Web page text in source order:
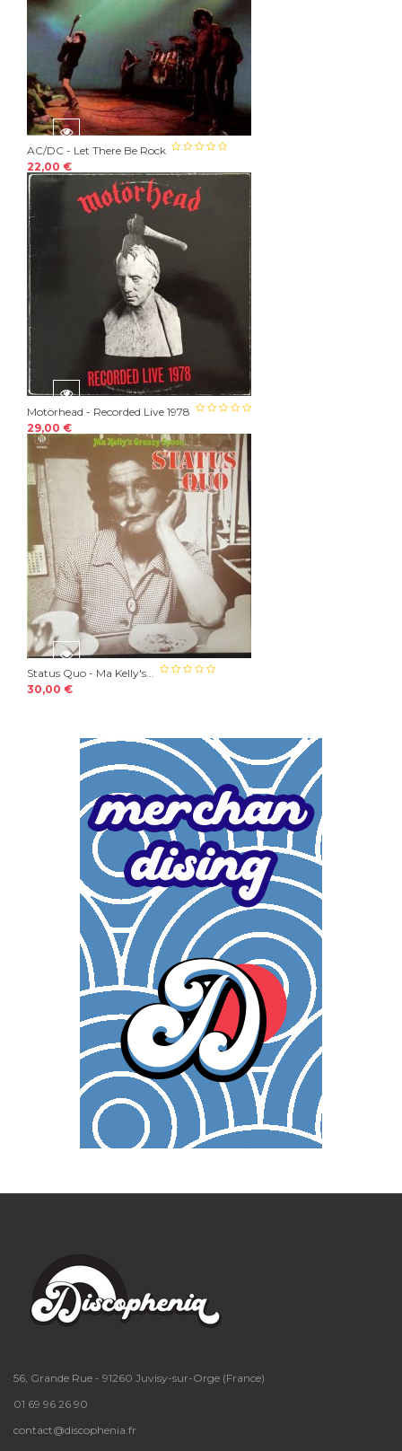
AC/DC - Let There Be Rock
22,00 €
Motörhead - Recorded Live 1978
29,00 €
Status Quo - Ma Kelly's...
30,00 €
56, Grande Rue - 91260 Juvisy-sur-Orge (France)
01 69 96 26 90
contact@discophenia.fr